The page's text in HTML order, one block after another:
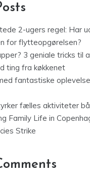
2-ugers regel: Har
for flytteopgørelsen?
3 geniale tricks til
ting fra køkkenet
fantastiske
fælles aktiviteter
Family Life in
Strike